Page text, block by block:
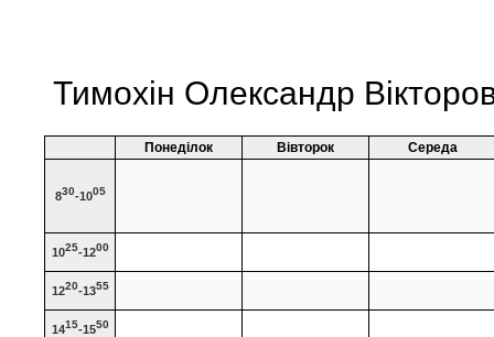
Тимохін Олександр
Понеділок Вівторок Середа
830-1005
1025-1200
1220-1355
1415-1550